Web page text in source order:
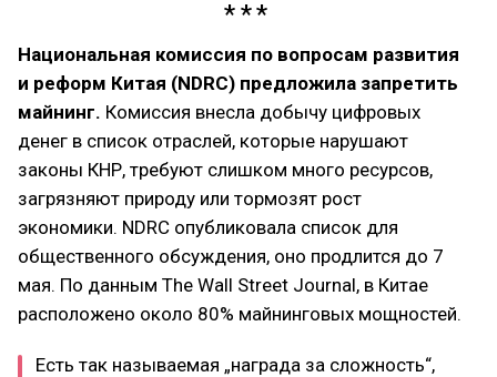
Национальная комиссия по вопросам развития
и реформ Китая (NDRC) предложила запретить
майнинг. Комиссия внесла добычу цифровых
денег в список отраслей, которые нарушают
законы КНР, требуют слишком много ресурсов,
загрязняют природу или тормозят рост
экономики. NDRC опубликовала список для
общественного обсуждения, оно продлится до 7
мая. По данным The Wall Street Journal, в Китае
расположено около 80% майнинговых мощностей.
Есть так называемая „награда за сложность“,